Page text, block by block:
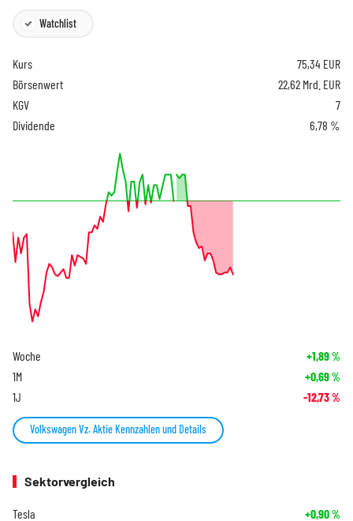
Watchlist
Kurs 75,34 EUR
Börsenwert
22,62 Mrd. EUR
KGV
7
Dividende
6,78 %
Woche +1,89%
1M +0,69%
1J -12,73%
Volkswagen Vz. Aktie Kennzahlen und Details
Sektorvergleich
Tesla +0,90%